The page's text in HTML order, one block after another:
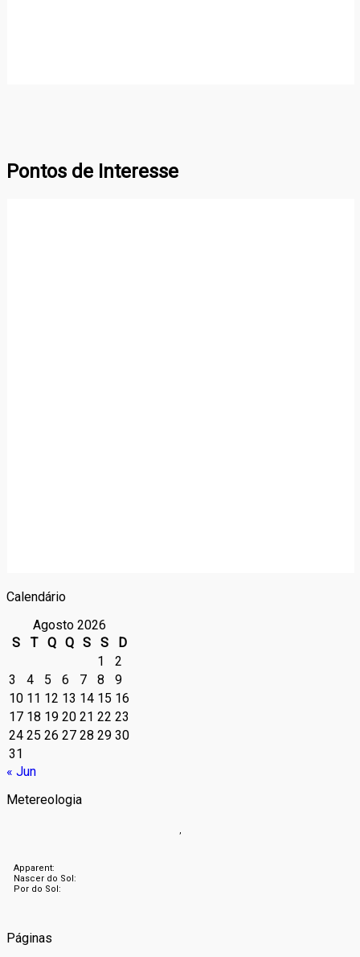
Pontos de Interesse
Calendário
Agosto 2026
S
T Q Q S S
D
1
2
3
4 5 6 7 8
9
10 11 12 13 14 15 16
17 18 19 20 21 22 23
24 25 26 27 28 29 30
31
« Jun
Metereologia
Apparent:
Nascer do Sol:
Por do Sol:
Páginas